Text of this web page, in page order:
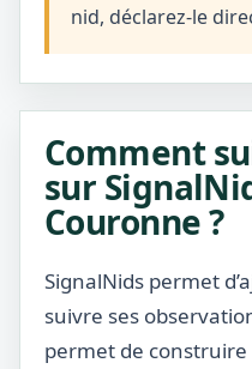
nid, déclarez-le
Comment
sur
Couronne ?
SignalNids permet
suivre ses
permet de